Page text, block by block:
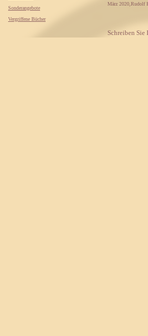
Sonderangebote
Vergriffene Bücher
März 2020,Rudolf
Schreiben